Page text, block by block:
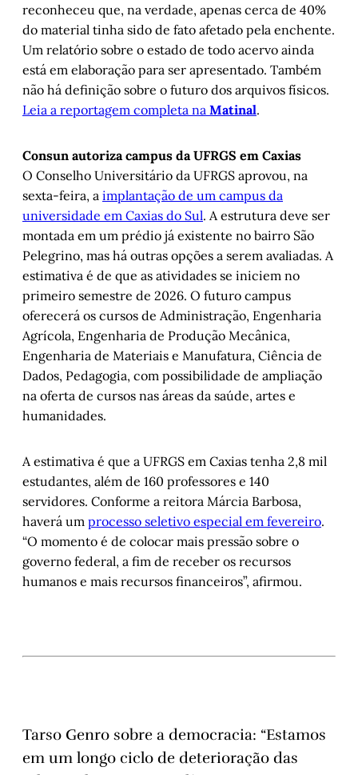
reconheceu que, na verdade, apenas cerca de 40%
do material tinha sido de fato afetado pela enchente.
Um relatório sobre o estado de todo acervo ainda
está em elaboração para ser apresentado. Também
não há definição sobre o futuro dos arquivos físicos.
Leia a reportagem completa na Matinal.
Consun autoriza campus da UFRGS em Caxias
O Conselho Universitário da UFRGS aprovou, na
sexta-feira, a implantação de um campus da
universidade em Caxias do Sul. A estrutura deve ser
montada em um prédio já existente no bairro São
Pelegrino, mas há outras opções a serem avaliadas. A
estimativa é de que as atividades se iniciem no
primeiro semestre de 2026. O futuro campus
oferecerá os cursos de Administração, Engenharia
Agrícola, Engenharia de Produção Mecânica,
Engenharia de Materiais e Manufatura, Ciência de
Dados, Pedagogia, com possibilidade de ampliação
na oferta de cursos nas áreas da saúde, artes e
humanidades.
A estimativa é que a UFRGS em Caxias tenha 2,8 mil
estudantes, além de 160 professores e 140
servidores. Conforme a reitora Márcia Barbosa,
haverá um processo seletivo especial em fevereiro.
“O momento é de colocar mais pressão sobre o
governo federal, a fim de receber os recursos
humanos e mais recursos financeiros”, afirmou.
Tarso Genro sobre a democracia: “Estamos
em um longo ciclo de deterioração das